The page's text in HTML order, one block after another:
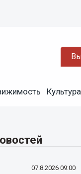
Культура
07.8.2026 09:00